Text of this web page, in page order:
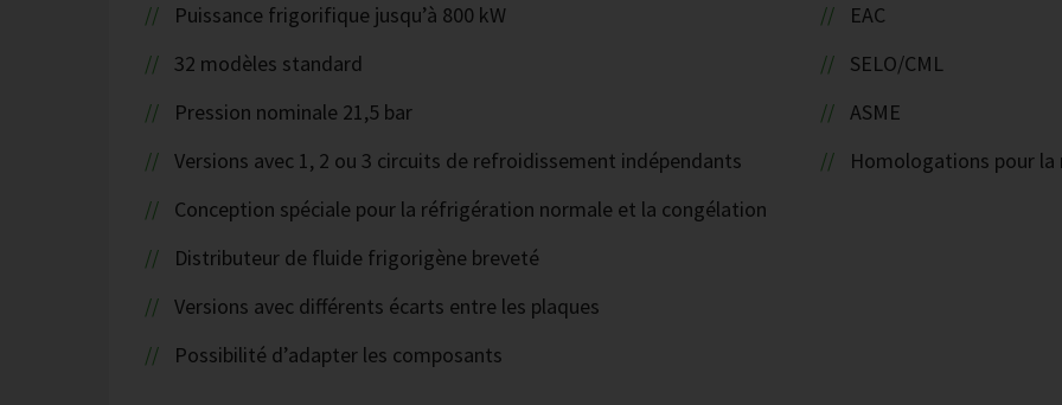
Puissance frigorifique jusqu’à 800 kW
32 modèles standard
Pression nominale 21,5 bar
Versions avec 1, 2 ou 3 circuits de refroidissement indépendants
Conception spéciale pour la réfrigération normale et la congélation
Distributeur de fluide frigorigène breveté
Versions avec différents écarts entre les plaques
Possibilité d’adapter les composants
EAC
SELO/CML
ASME
Homologations pour la